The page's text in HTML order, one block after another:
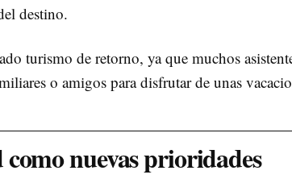
destino.
turismo de retorno, ya que muchos
o amigos para disfrutar de unas
nuevas prioridades